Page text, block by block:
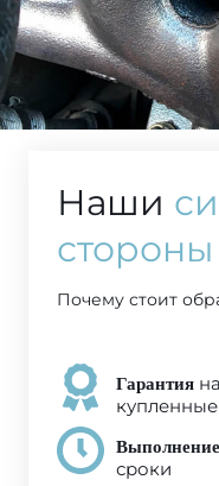
Наши
стороны
Почему стоит
Гарантия
купленные
сроки